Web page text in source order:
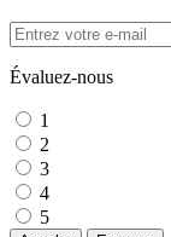
Évaluez-nous
1
2
3
4
5